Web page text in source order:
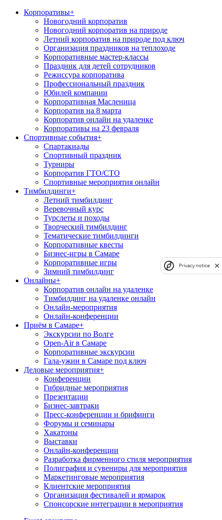
Корпоративы+
Новогодний корпоратив
Новогодний корпоратив на природе
Летний корпоратив на природе под ключ
Организация праздников на теплоходе
Корпоративные мастер-классы
Праздник для детей сотрудников
Режиссура корпоратива
Профессиональный праздник
Юбилей компании
Корпоративная Масленица
Корпоратив на 8 марта
Корпоратив онлайн на удаленке
Корпоративы на 23 февраля
Спортивные события+
Спартакиады
Спортивный праздник
Турниры
Корпоратив ГТО/СТО
Спортивные мероприятия онлайн
Тимбилдинги+
Летний тимбилдинг
Веревочный курс
Турслеты и походы
Творческий тимбилдинг
Тематические тимбилдинги
Корпоративные квесты
Бизнес-игры в Самаре
Корпоративные игры
Зимний тимбилдинг
Онлайны+
Корпоратив онлайн на удаленке
Тимбилдинг на удаленке онлайн
Онлайн-мероприятия
Онлайн-конференции
Приём в Самаре+
Экскурсии по Волге
Open-Air в Самаре
Корпоративные экскурсии
Гала-ужин в Самаре под ключ
Деловые мероприятия+
Конференции
Гибридные мероприятия
Презентации
Бизнес-завтраки
Пресс-конференции и брифинги
Форумы и семинары
Хакатоны
Выставки
Онлайн-конференции
Разработка фирменного стиля мероприятия
Полиграфия и сувениры для мероприятия
Маркетинговые мероприятия
Клиентские мероприятия
Организация фестивалей и ярмарок
Спонсорские интеграции в мероприятия
Privacy notice